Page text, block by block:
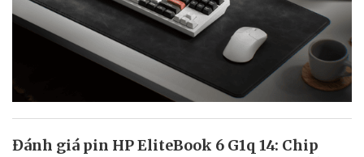
Đánh giá pin HP EliteBook 6 G1q 14: Chip